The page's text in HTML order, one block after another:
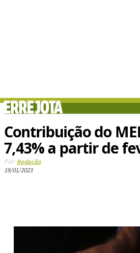
Contribuição do
7,43% a partir de
Por Redação
19/01/2023